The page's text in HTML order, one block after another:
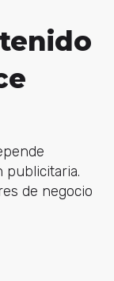
publicitaria.
de negocio